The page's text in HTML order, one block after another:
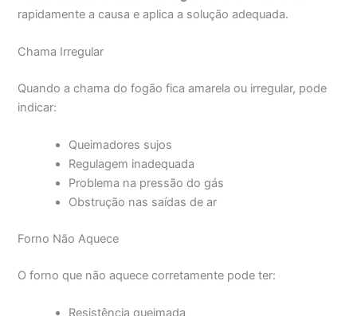
rapidamente a causa e aplica a solução adequada.
Chama Irregular
Quando a chama do fogão fica amarela ou irregular, pode
indicar:
Queimadores sujos
Regulagem inadequada
Problema na pressão do gás
Obstrução nas saídas de ar
Forno Não Aquece
O forno que não aquece corretamente pode ter: